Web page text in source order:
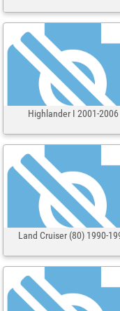
Highlander I 2001-2006
Land Cruiser (80) 1990-